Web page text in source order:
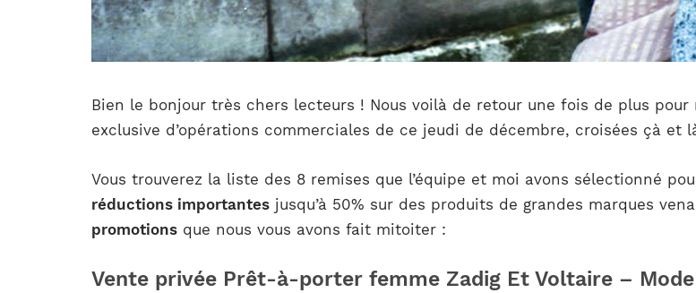
Bien le bonjour très chers lecteurs ! Nous voilà de retour une fois de plus
exclusive d’opérations commerciales de ce jeudi de décembre, croisées çà et
Vous trouverez la liste des 8 remises que l’équipe et moi avons sélectionné
réductions importantes jusqu’à 50% sur des produits de grandes marques
promotions que nous vous avons fait mitoiter :
Vente privée Prêt-à-porter femme Zadig Et Voltaire –